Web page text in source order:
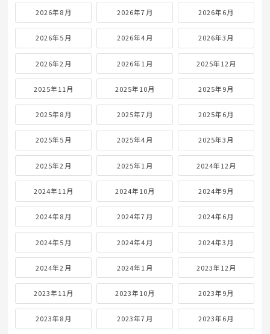
2026年8月 2026年7月 2026年6月
2026年5月 2026年4月 2026年3月
2026年2月 2026年1月 2025年12月
2025年11月 2025年10月 2025年9月
2025年8月 2025年7月 2025年6月
2025年5月 2025年4月 2025年3月
2025年2月 2025年1月 2024年12月
2024年11月 2024年10月 2024年9月
2024年8月 2024年7月 2024年6月
2024年5月 2024年4月 2024年3月
2024年2月 2024年1月 2023年12月
2023年11月 2023年10月 2023年9月
2023年8月 2023年7月 2023年6月